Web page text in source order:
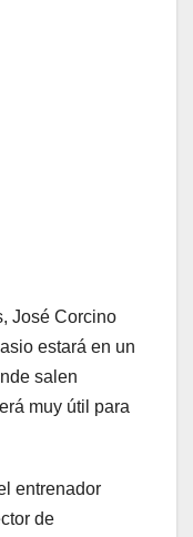
José Corcino
estará en un
salen
muy útil para
entrenador
de